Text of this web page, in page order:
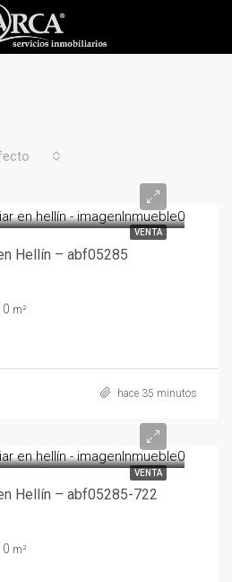
VENTA
Hellín – abf05285
m²
hace 35 minutos
VENTA
Hellín – abf05285-722
m²